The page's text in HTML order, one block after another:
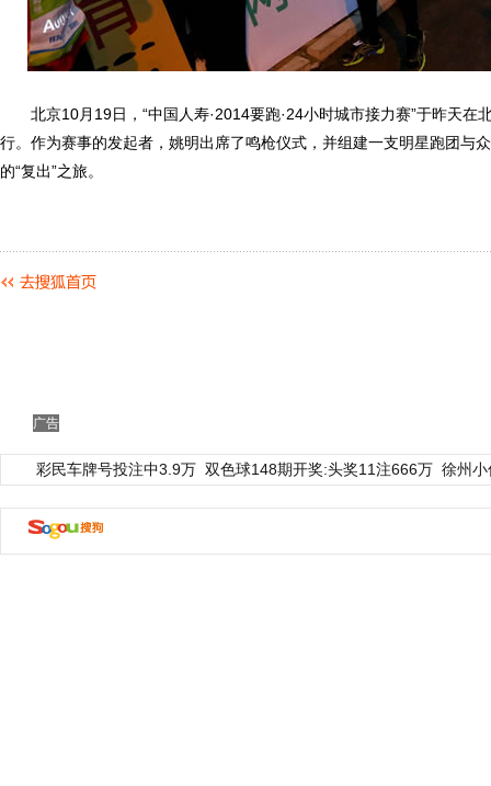
北京10月19日，“中国人寿·2014要跑·24小时城市接力赛”于昨天在
行。作为赛事的发起者，姚明出席了鸣枪仪式，并组建一支明星跑团与
的“复出”之旅。
广告
彩民车牌号投注中3.9万 双色球148期开奖:头奖11注666万 徐州